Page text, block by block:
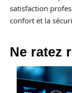
satisfaction
confort et la
Ne ratez